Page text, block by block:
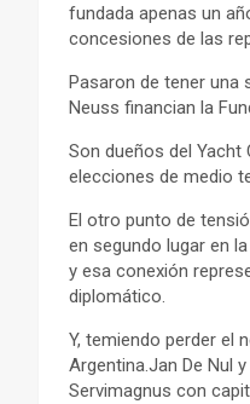
fundada apenas un
concesiones de las
Pasaron de tener una
Neuss financian la
Son dueños del
elecciones de medio
El otro punto de
en segundo lugar en
y esa conexión
diplomático.
Y, temiendo perder el
Argentina.Jan De Nul
Servimagnus con